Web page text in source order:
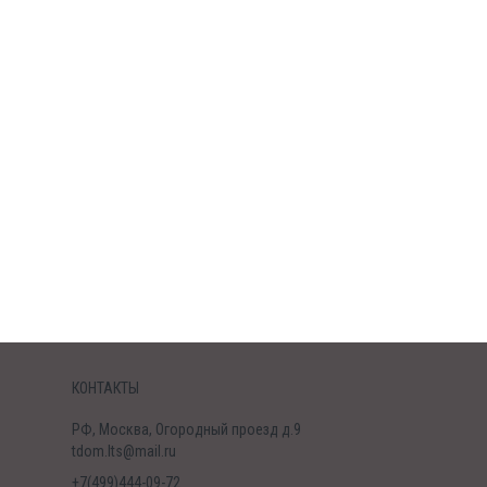
КОНТАКТЫ
РФ, Москва, Огородный проезд д.9
tdom.lts@mail.ru
+7(499)444-09-72